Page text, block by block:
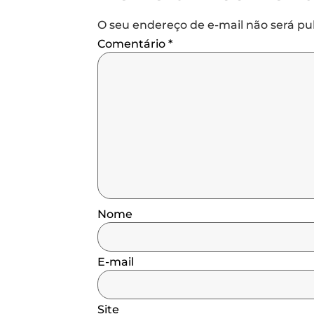
O seu endereço de e-mail não será
Comentário*
Nome
E-mail
Site